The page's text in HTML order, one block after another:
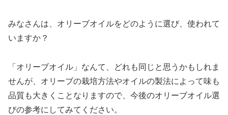
みなさんは、オリーブオイルをどのように選び、使われて
いますか？
「オリーブオイル」なんて、どれも同じと思うかもしれま
せんが、オリーブの栽培方法やオイルの製法によって味も
品質も大きくことなりますので、今後のオリーブオイル選
びの参考にしてみてください。